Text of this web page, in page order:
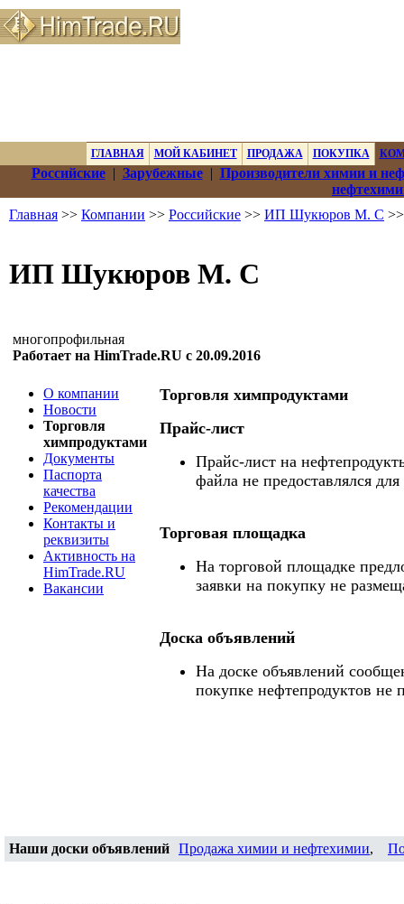
ГЛАВНАЯ МОЙ КАБИНЕТ ПРОДАЖА ПОКУПКА
Российские| Зарубежные| Производители химии и
Главная >> Компании >> Российские >> ИП Шукюров М. С
ИП Шукюров М. С
многопрофильная
Работает на HimTrade.RU с 20.09.2016
О компании
Новости
Торговля
химпродуктами
Документы
Паспорта
качества
Рекомендации
Контакты и
реквизиты
Активность на
HimTrade.RU
Вакансии
Торговля химпродуктами
Прайс-лист
Прайс-лист на
файла не предоставлялся
Торговая площадка
На торговой площадке
заявки на покупку не
Доска объявлений
На доске объявлений
покупке нефтепродуктов не
Наши доски объявлений Продажа химии и нефтехимии,